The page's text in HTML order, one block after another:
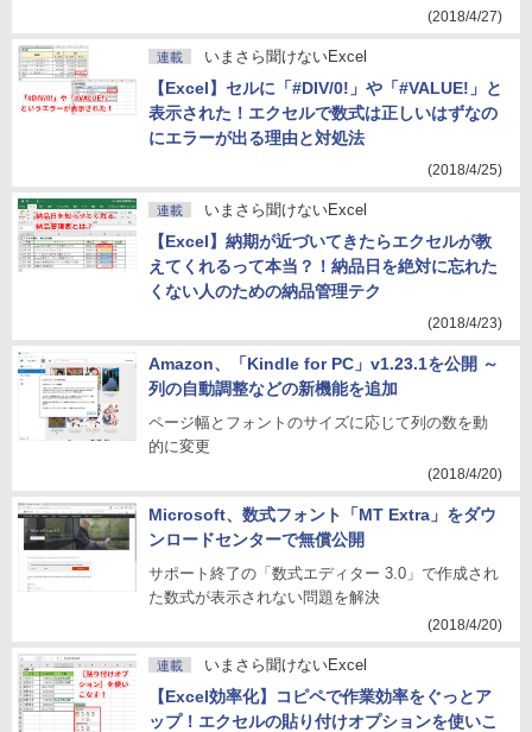
(2018/4/27)
連載 いまさら聞けないExcel
【Excel】セルに「#DIV/0!」や「#VALUE!」と
表示された！エクセルで数式は正しいはずなの
にエラーが出る理由と対処法
(2018/4/25)
連載 いまさら聞けないExcel
【Excel】納期が近づいてきたらエクセルが教
えてくれるって本当？！納品日を絶対に忘れた
くない人のための納品管理テク
(2018/4/23)
Amazon、「Kindle for PC」v1.23.1を公開 ～
列の自動調整などの新機能を追加
ページ幅とフォントのサイズに応じて列の数を動
的に変更
(2018/4/20)
Microsoft、数式フォント「MT Extra」をダウ
ンロードセンターで無償公開
サポート終了の「数式エディター 3.0」で作成され
た数式が表示されない問題を解決
(2018/4/20)
連載 いまさら聞けないExcel
【Excel効率化】コピペで作業効率をぐっとア
ップ！エクセルの貼り付けオプションを使いこ